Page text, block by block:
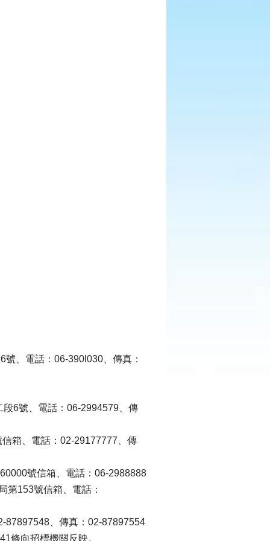
、電話：06-390l030、傳真：
6號、電話：06-2994579、傳
箱、電話：02-29177777、傳
號信箱、電話：06-2988888
第153號信箱、電話：
87897548、傳真：02-87897554
條向招標機關反映。